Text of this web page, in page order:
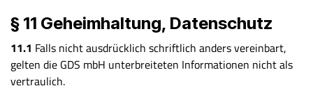
§ 11 Geheimhaltung, Datenschutz
11.1 Falls nicht ausdrücklich schriftlich anders vereinbart,
gelten die GDS mbH unterbreiteten Informationen nicht als
vertraulich.